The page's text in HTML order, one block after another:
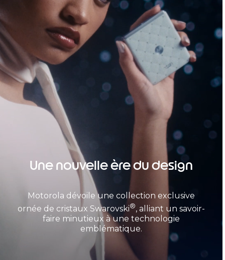
Une nouvelle ère du design
Motorola dévoile une collection exclusive
ornée de cristaux Swarovski®, alliant un savoir-
faire minutieux à une technologie
emblématique.